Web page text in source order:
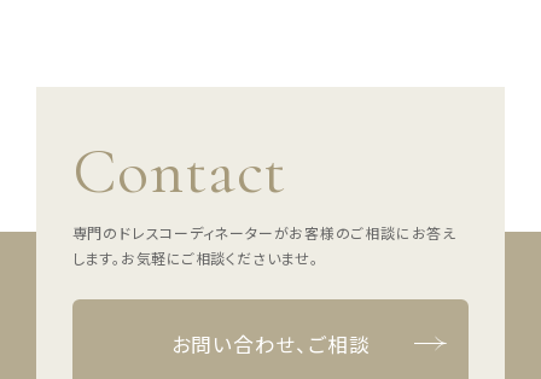
神社結婚式 お問い合わせ
Contact
専門のドレスコーディネーターがお客様のご相談にお答え
します。 お気軽にご相談くださいませ。
お問い合わせ、ご相談